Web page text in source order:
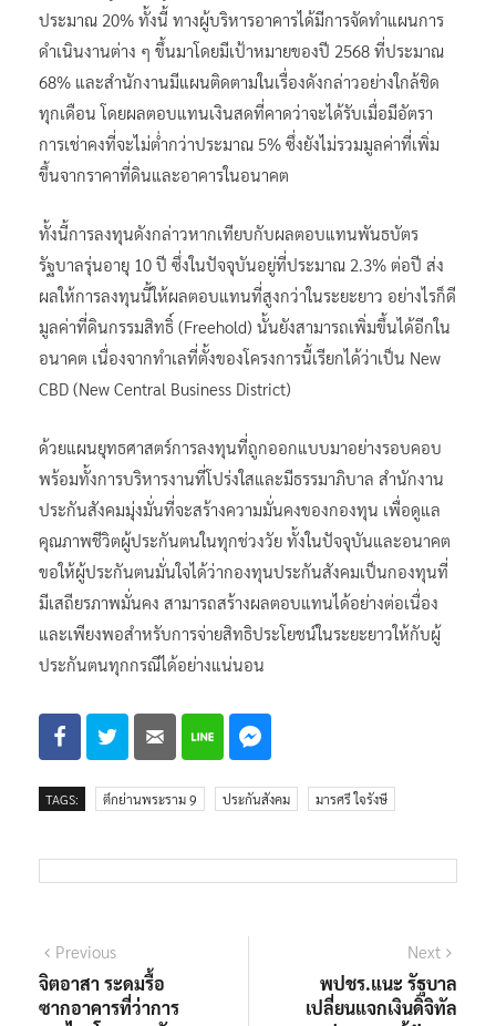
ประมาณ 20% ทั้งนี้ ทางผู้บริหารอาคารได้มีการจัดทำแผนการ
ดำเนินงานต่าง ๆ ขึ้นมาโดยมีเป้าหมายของปี 2568 ที่ประมาณ
68% และสำนักงานมีแผนติดตามในเรื่องดังกล่าวอย่างใกล้ชิด
ทุกเดือน โดยผลตอบแทนเงินสดที่คาดว่าจะได้รับเมื่อมีอัตรา
การเช่าคงที่จะไม่ต่ำกว่าประมาณ 5% ซึ่งยังไม่รวมมูลค่าที่เพิ่ม
ขึ้นจากราคาที่ดินและอาคารในอนาคต
ทั้งนี้การลงทุนดังกล่าวหากเทียบกับผลตอบแทนพันธบัตร
รัฐบาลรุ่นอายุ 10 ปี ซึ่งในปัจจุบันอยู่ที่ประมาณ 2.3% ต่อปี ส่ง
ผลให้การลงทุนนี้ให้ผลตอบแทนที่สูงกว่าในระยะยาว อย่างไรก็ดี
มูลค่าที่ดินกรรมสิทธิ์ (Freehold) นั้นยังสามารถเพิ่มขึ้นได้อีกใน
อนาคต เนื่องจากทำเลที่ตั้งของโครงการนี้เรียกได้ว่าเป็น New
CBD (New Central Business District)
ด้วยแผนยุทธศาสตร์การลงทุนที่ถูกออกแบบมาอย่างรอบคอบ
พร้อมทั้งการบริหารงานที่โปร่งใสและมีธรรมาภิบาล สำนักงาน
ประกันสังคมมุ่งมั่นที่จะสร้างความมั่นคงของกองทุน เพื่อดูแล
คุณภาพชีวิตผู้ประกันตนในทุกช่วงวัย ทั้งในปัจจุบันและอนาคต
ขอให้ผู้ประกันตนมั่นใจได้ว่ากองทุนประกันสังคมเป็นกองทุนที่
มีเสถียรภาพมั่นคง สามารถสร้างผลตอบแทนได้อย่างต่อเนื่อง
และเพียงพอสำหรับการจ่ายสิทธิประโยชน์ในระยะยาวให้กับผู้
ประกันตนทุกกรณีได้อย่างแน่นอน
TAGS: ตึกย่านพระราม 9 ประกันสังคม มารศรี ใจรังษี
แนะแนว
เรื่อง
PreviousPrevious
post:
จิตอาสา ระดมรื้อ
ซากอาคารที่ว่าการ
Next
พปชร.แนะ รัฐบาล
เปลี่ยนแจกเงินดิจิทัล